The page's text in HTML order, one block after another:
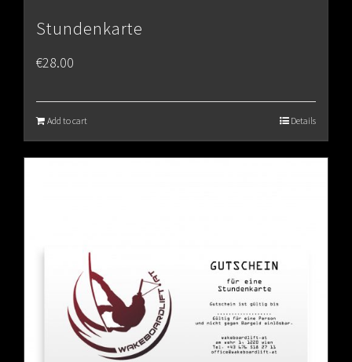
Stundenkarte
€28.00
Add to cart Details